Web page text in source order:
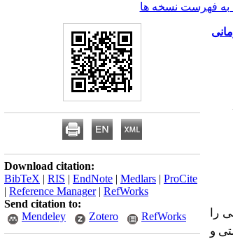
فهرست نسخه ها
را
و
Download citation:
BibTeX | RIS | EndNote | Medlars | ProCite
| Reference Manager| RefWorks
Send citation to:
Mendeley
Zotero RefWorks